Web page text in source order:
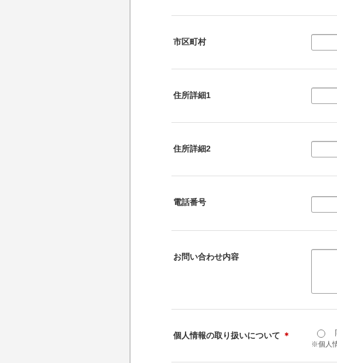
市区町村
住所詳細1
住所詳細2
電話番号
お問い合わせ内容
個人情報の取り扱いについて ＊
※個人